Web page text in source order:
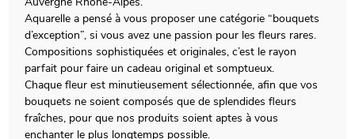
Aquarelle a pensé à vous proposer une catégorie “bouquets
d’exception”, si vous avez une passion pour les fleurs rares.
Compositions sophistiquées et originales, c’est le rayon
parfait pour faire un cadeau original et somptueux.
Chaque fleur est minutieusement sélectionnée, afin que vos
bouquets ne soient composés que de splendides fleurs
fraîches, pour que nos produits soient aptes à vous
enchanter le plus longtemps possible.